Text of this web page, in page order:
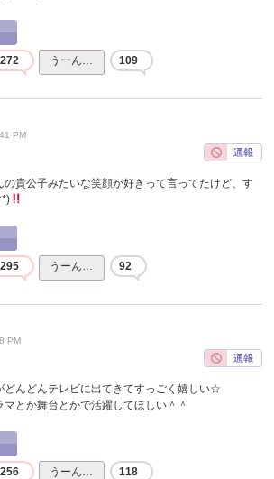
272 うーん… 109
PM
の貴公子みたいな笑顔が好きって言ってたけど、す
295 うーん… 92
PM
どんどんテレビに出てきてすっごく嬉しい☆
マとか舞台とかで活躍してほしい＾＾
256 うーん… 118